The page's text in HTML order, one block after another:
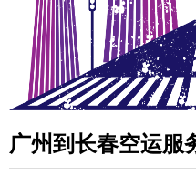
广州到长春空运服